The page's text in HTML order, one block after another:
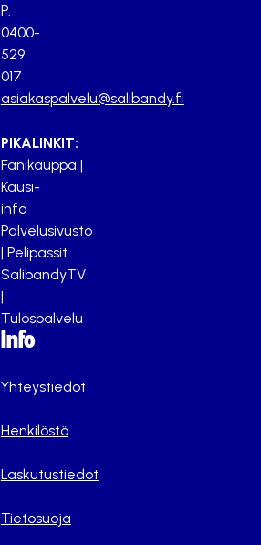
P.
0400-
529
017
asiakaspalvelu@salibandy.fi
PIKALINKIT:
Fanikauppa |
Kausi-
info
Palvelusivusto
| Pelipassit
SalibandyTV
|
Tulospalvelu
Info
Yhteystiedot
Henkilöstö
Laskutustiedot
Tietosuoja